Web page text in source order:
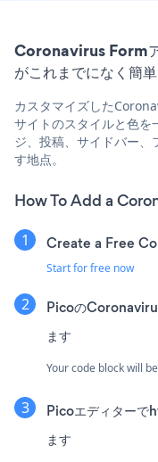
Coronavirus Form
がこれまでになく簡
カスタマイズした
サイトのスタイルと色
ジ、投稿、サイドバー、
す地点。
How To Add a
Create a Free
Start for free now
Picoの
ます
Your code block will
Picoエディターで
ます